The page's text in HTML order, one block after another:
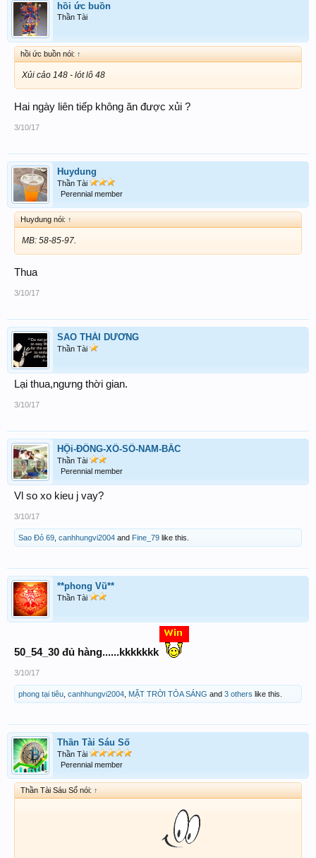
hồi ức buồn
Thần Tài
hồi ức buồn nói: ↑
Xủi cảo 148 - lót lô 48
Hai ngày liên tiếp không ăn được xủi ?
3/10/17
Huydung
Thần Tài
Perennial member
Huydung nói: ↑
MB: 58-85-97.
Thua
3/10/17
SAO THÁI DƯƠNG
Thần Tài
Lại thua,ngưng thời gian.
3/10/17
HỘi-ĐỒNG-XỔ-SỐ-NAM-BẮC
Thần Tài
Perennial member
Vl so xo kieu j vay?
3/10/17
Sao Đỏ 69 canhhungvi2004 and Fine_79 like this.
**phong Vũ**
Thần Tài
50_54_30 đủ hàng......kkkkkkk
3/10/17
phong tại tiêu canhhungvi2004 MẶT TRỜI TỎA SÁNG and 3 others like this.
Thần Tài Sáu Số
Thần Tài
Perennial member
Thần Tài Sáu Số nói: ↑